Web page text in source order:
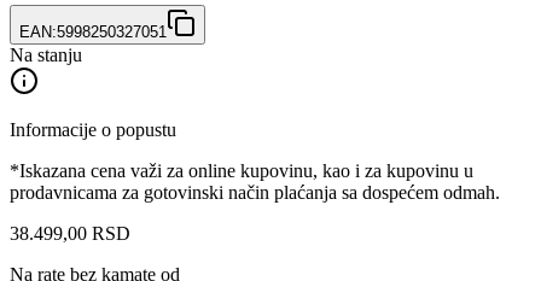
EAN:5998250327051
Na stanju
Informacije o popustu
*Iskazana cena važi za online kupovinu, kao i za kupovinu u
prodavnicama za gotovinski način plaćanja sa dospećem odmah.
38.499,00 RSD
Na rate bez kamate od